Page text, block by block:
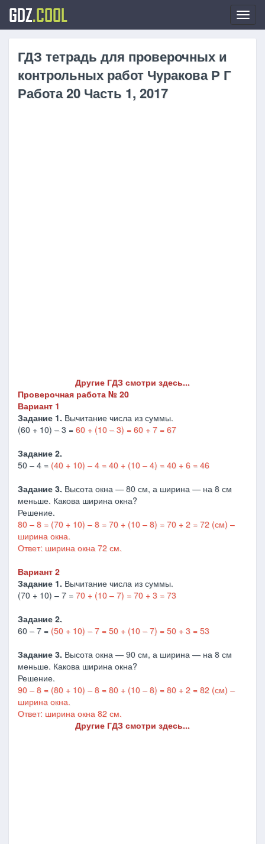
GDZ.COOL
ГДЗ тетрадь для проверочных и
контрольных работ Чуракова Р Г
Работа 20 Часть 1, 2017
Другие ГДЗ смотри здесь...
Проверочная работа № 20
Вариант 1
Задание 1. Вычитание числа из суммы.
(60 + 10) – 3 = 60 + (10 – 3) = 60 + 7 = 67
Задание 2.
50 – 4 = (40 + 10) – 4 = 40 + (10 – 4) = 40 + 6 = 46
Задание 3. Высота окна — 80 см, а ширина — на 8 см
меньше. Какова ширина окна?
Решение.
80 – 8 = (70 + 10) – 8 = 70 + (10 – 8) = 70 + 2 = 72 (см) –
ширина окна.
Ответ: ширина окна 72 см.
Вариант 2
Задание 1. Вычитание числа из суммы.
(70 + 10) – 7 = 70 + (10 – 7) = 70 + 3 = 73
Задание 2.
60 – 7 = (50 + 10) – 7 = 50 + (10 – 7) = 50 + 3 = 53
Задание 3. Высота окна — 90 см, а ширина — на 8 см
меньше. Какова ширина окна?
Решение.
90 – 8 = (80 + 10) – 8 = 80 + (10 – 8) = 80 + 2 = 82 (см) –
ширина окна.
Ответ: ширина окна 82 см.
Другие ГДЗ смотри здесь...